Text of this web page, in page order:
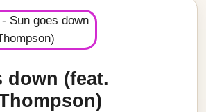
down (feat.